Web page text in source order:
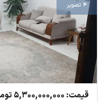
4 تصویر
قیمت: 5,300,000,000 تومان